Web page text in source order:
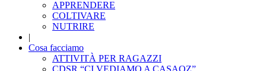
APPRENDERE
COLTIVARE
NUTRIRE
|
Cosa facciamo
ATTIVITÀ PER RAGAZZI